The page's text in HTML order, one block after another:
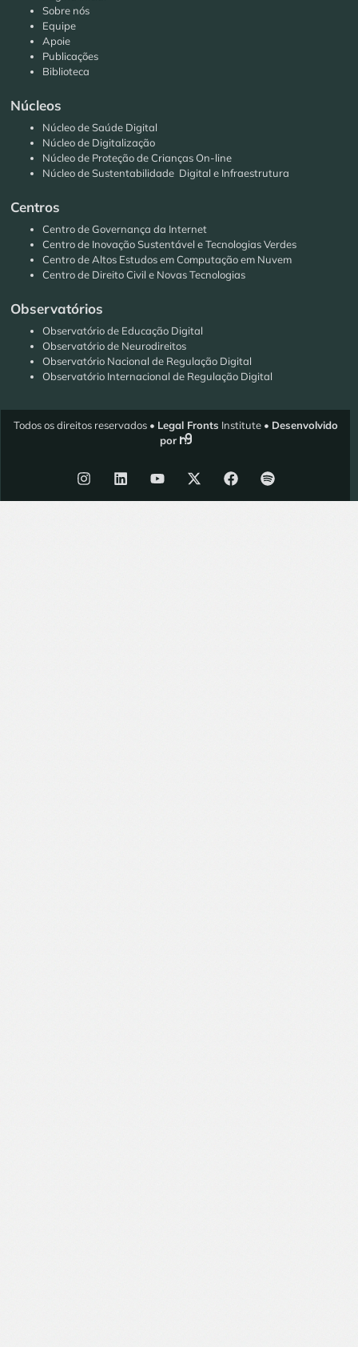
Sobre nós
Equipe
Apoie
Publicações
Biblioteca
Núcleos
Núcleo de Saúde Digital
Núcleo de Digitalização
Núcleo de Proteção de Crianças On-line
Núcleo de Sustentabilidade Digital e Infraestrutura
Centros
Centro de Governança da Internet
Centro de Inovação Sustentável e Tecnologias Verdes
Centro de Altos Estudos em Computação em Nuvem
Centro de Direito Civil e Novas Tecnologias
Observatórios
Observatório de Educação Digital
Observatório de Neurodireitos
Observatório Nacional de Regulação Digital
Observatório Internacional de Regulação Digital
Todos os direitos reservados • Legal Fronts Institute • Desenvolvido
por